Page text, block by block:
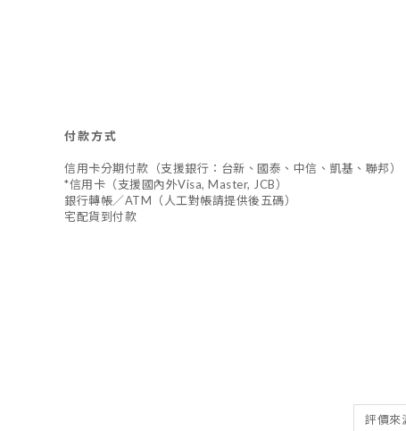
付款方式
信用卡分期付款（支援銀行：台新、國泰、中信、凱基、聯邦）
*信用卡（支援國內外Visa, Master, JCB）
銀行轉帳／ATM（人工對帳請提供後五碼）
宅配貨到付款